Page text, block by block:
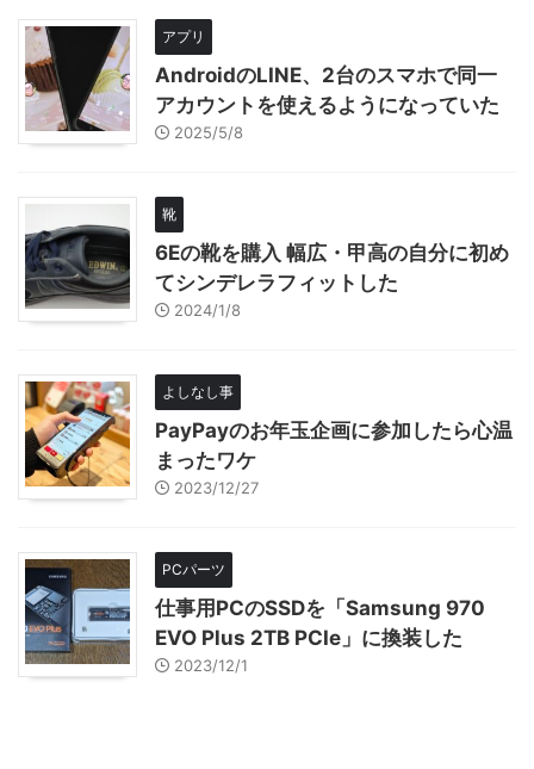
アプリ
AndroidのLINE、2台のスマホで同一
アカウントを使えるようになっていた
2025/5/8
靴
6Eの靴を購入 幅広・甲高の自分に初め
てシンデレラフィットした
2024/1/8
よしなし事
PayPayのお年玉企画に参加したら心温
まったワケ
2023/12/27
PCパーツ
仕事用PCのSSDを「Samsung 970
EVO Plus 2TB PCIe」に換装した
2023/12/1